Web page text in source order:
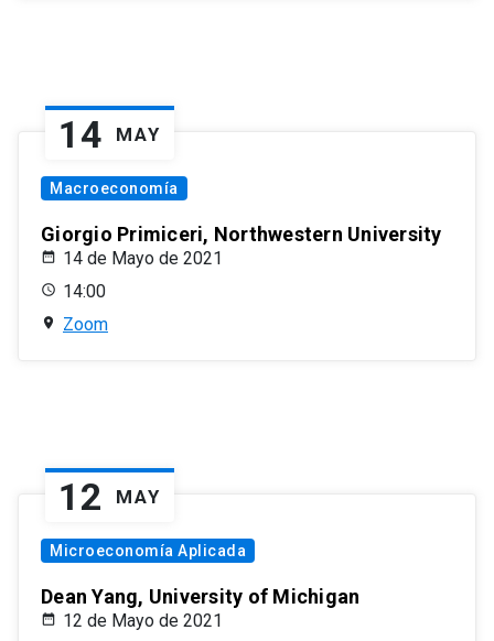
14 MAY
Macroeconomía
Giorgio Primiceri, Northwestern University
14 de Mayo de 2021
14:00
Zoom
12 MAY
Microeconomía Aplicada
Dean Yang, University of Michigan
12 de Mayo de 2021